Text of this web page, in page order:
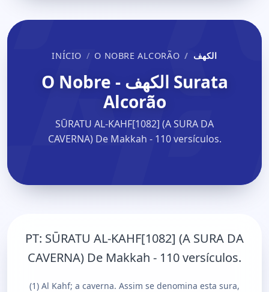
INÍCIO O NOBRE ALCORÃO الكهف
Surata الكهف - O Nobre
Alcorão
SŪRATU AL-KAHF[1082] (A SURA DA
CAVERNA) De Makkah - 110 versículos.
PT: SŪRATU AL-KAHF[1082] (A SURA DA
CAVERNA) De Makkah - 110 versículos.
(1) Al Kahf; a caverna. Assim se denomina esta sura,